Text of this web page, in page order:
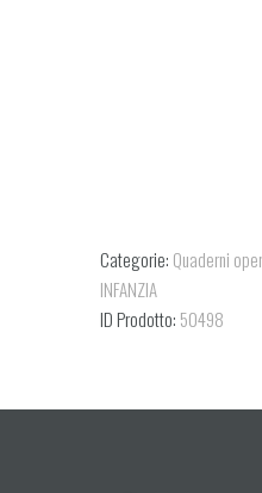
Categorie: Quaderni
INFANZIA
ID Prodotto: 50498